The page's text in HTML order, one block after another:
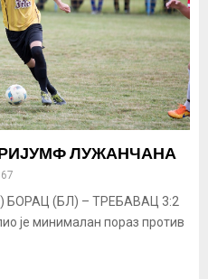
ЛУЖАНЧАНА
БОРАЦ (БЛ) – ТРЕБАВАЦ 3:2
је минималан пораз против